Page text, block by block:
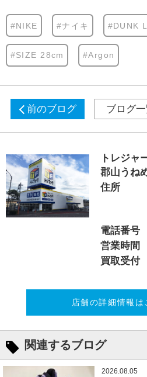
#NIKE #ナイキ #DUNK
#SIZE 28cm #Argon
前のブログ ブログ
トレジャ
郡山うね
住所
電話番号
営業時間
買取受付
店舗の詳細情報は
関連するブログ
2026.08.05